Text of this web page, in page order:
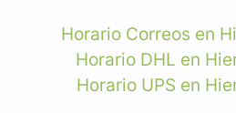
Horario Correos en
Horario DHL en
Horario UPS en